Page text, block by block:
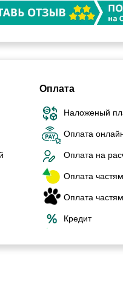
Оплата
Наложеный
Оплата
Оплата на
Оплата
Оплата
Кредит